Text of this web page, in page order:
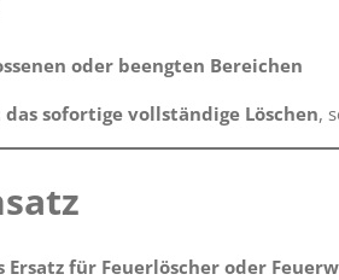
oder beengten Bereichen
sofortige vollständige Löschen,
Ersatz für Feuerlöscher oder